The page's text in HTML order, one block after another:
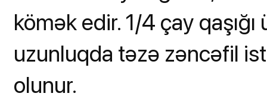
kömək edir. 1/4 çay
uzunluqda təzə zəncəfil
olunur.